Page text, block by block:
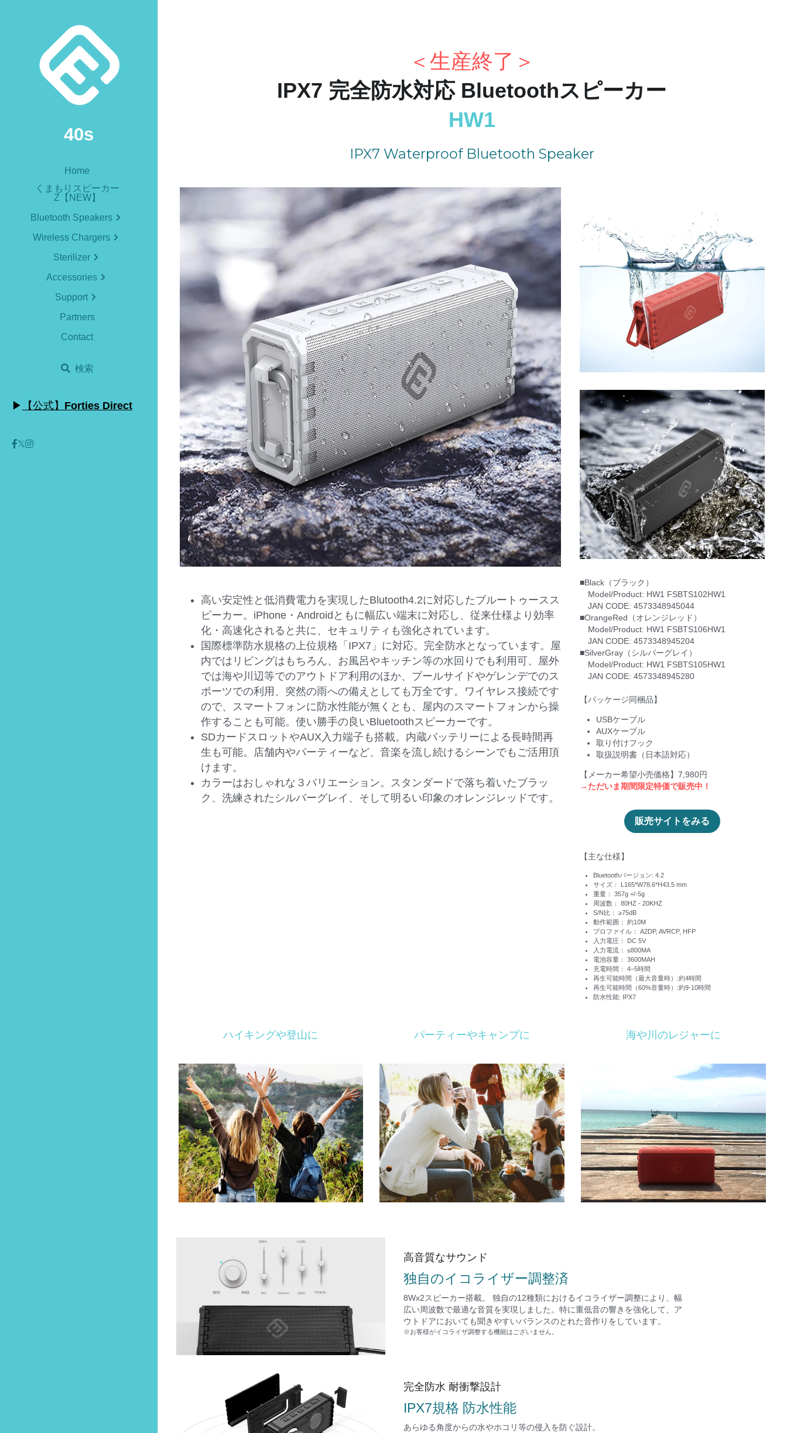
40s
Home
くまもりスピーカー
Z【NEW】
Bluetooth Speakers
Wireless Chargers
Sterilizer
Accessories
Support
Partners
Contact
検索
▶ 【公式】 Forties Direct
＜生産終了＞
IPX7 完全防水対応 Bluetoothスピーカー
HW1
IPX7 Waterproof Bluetooth Speaker
高い安定性と低消費電力を実現したBlutooth4.2に対応したブルートゥースス
ピーカー。iPhone・Androidともに幅広い端末に対応し、従来仕様より効率
化・高速化されると共に、セキュリティも強化されています。
国際標準防水規格の上位規格「IPX7」に対応。完全防水となっています。屋
内ではリビングはもちろん、お風呂やキッチン等の水回りでも利用可、屋外
では海や川辺等でのアウトドア利用のほか、プールサイドやゲレンデでのス
ポーツでの利用、突然の雨への備えとしても万全です。ワイヤレス接続です
ので、スマートフォンに防水性能が無くとも、屋内のスマートフォンから操
作することも可能。使い勝手の良いBluetoothスピーカーです。
SDカードスロットやAUX入力端子も搭載。内蔵バッテリーによる長時間再
生も可能。店舗内やパーティーなど、音楽を流し続けるシーンでもご活用頂
けます。
カラーはおしゃれな３バリエーション。スタンダードで落ち着いたブラッ
ク、洗練されたシルバーグレイ、そして明るい印象のオレンジレッドです。
■Black（ブラック）
Model/Product: HW1 FSBTS102HW1
JAN CODE: 4573348945044
■OrangeRed（オレンジレッド）
Model/Product: HW1 FSBTS106HW1
JAN CODE: 4573348945204
■SilverGray（シルバーグレイ）
Model/Product: HW1 FSBTS105HW1
JAN CODE: 4573348945280
【パッケージ同梱品】
USBケーブル
AUXケーブル
取り付けフック
取扱説明書（日本語対応）
【メーカー希望小売価格】7,980円
→ただいま期間限定特価で販売中！
販売サイトをみる
【主な仕様】
Bluetoothバージョン: 4.2
サイズ： L165*W78.6*H43.5 mm
重量： 357g +/-5g
周波数： 80HZ - 20KHZ
S/N比： ≥75dB
動作範囲： 約10M
プロファイル： A2DP, AVRCP, HFP
入力電圧： DC 5V
入力電流： ≤800MA
電池容量： 3600MAH
充電時間： 4−5時間
再生可能時間（最大音量時）:約4時間
再生可能時間（60%音量時）:約9-10時間
防水性能: IPX7
ハイキングや登山に パーティーやキャンプに 海や川のレジャーに
高音質なサウンド
独自のイコライザー調整済
8Wx2スピーカー搭載。 独自の12種類におけるイコライザー調整により、幅
広い周波数で最適な音質を実現しました。特に重低音の響きを強化して、ア
ウトドアにおいても聞きやすいバランスのとれた音作りをしています。
※お客様がイコライザ調整する機能はございません。
完全防水 耐衝撃設計
IPX7規格 防水性能
あらゆる角度からの水やホコリ等の侵入を防ぐ設計。